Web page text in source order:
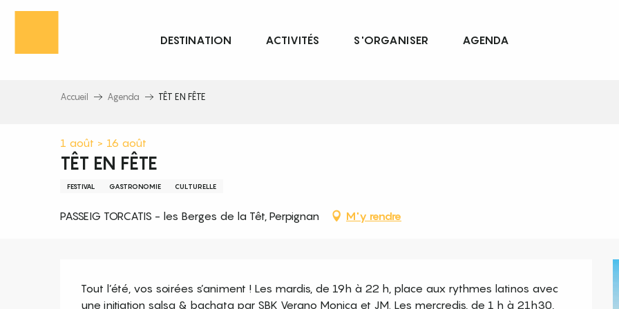
Aller
principal
DESTINATION ACTIVITÉS S'ORGANISER AGENDA
Accueil Agenda TÊT EN FÊTE
1 août > 16 août
TÊT EN FÊTE
FESTIVAL GASTRONOMIE CULTURELLE
PASSEIG TORCATIS - les Berges de la Têt, Perpignan M'y rendre
Description
Tout l’été, vos soirées s’animent ! Les mardis, de 19h à 22 h, place aux rythmes latinos avec
une initiation salsa & bachata par SBK Verano Monica et JM. Les mercredis, de 1 h à 21h30,